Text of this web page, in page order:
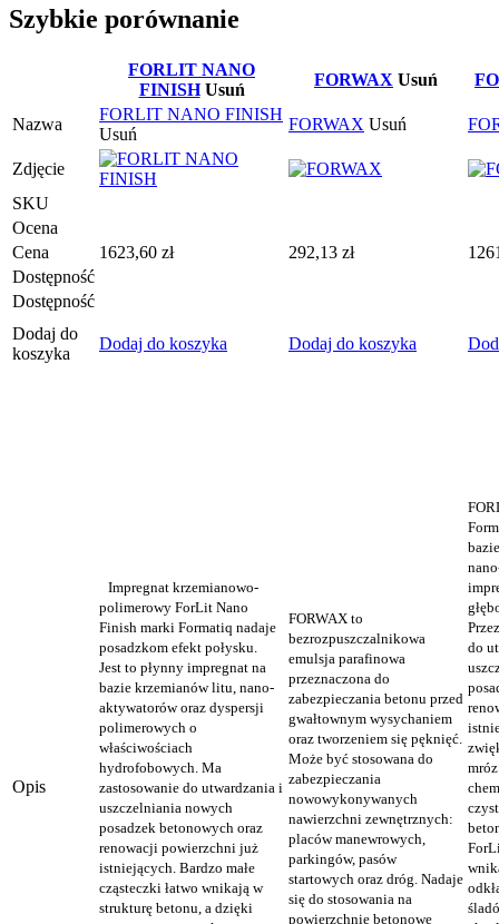
Szybkie porównanie
FORLIT NANO
FINISH Usuń
FORWAX Usuń
Nazwa
FORLIT NANO FINISH
Usuń
FORWAX Usuń
Zdjęcie
SKU
Ocena
Cena
1623,60 zł 292,13 zł
Dostępność
Dostępność
Dodaj do
koszyka
Dodaj do koszyka Dodaj do koszyka
Opis
Impregnat krzemianowo-
polimerowy ForLit Nano
Finish marki Formatiq nadaje
posadzkom efekt połysku.
Jest to płynny impregnat na
bazie krzemianów litu, nano-
aktywatorów oraz dyspersji
polimerowych o
właściwościach
hydrofobowych. Ma
zastosowanie do utwardzania i
uszczelniania nowych
posadzek betonowych oraz
renowacji powierzchni już
istniejących. Bardzo małe
cząsteczki łatwo wnikają w
strukturę betonu, a dzięki
FORWAX to
bezrozpuszczalnikowa
emulsja parafinowa
przeznaczona do
zabezpieczania betonu przed
gwałtownym wysychaniem
oraz tworzeniem się pęknięć.
Może być stosowana do
zabezpieczania
nowowykonywanych
nawierzchni zewnętrznych:
placów manewrowych,
parkingów, pasów
startowych oraz dróg. Nadaje
się do stosowania na
powierzchnie betonowe
do